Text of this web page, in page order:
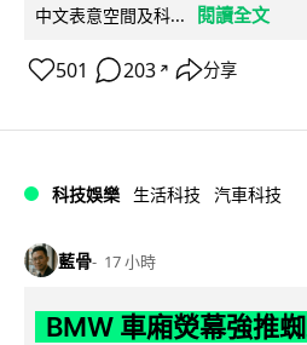
中文表意空間及科...
閱讀全文
501 203 ↗ 分享
科技娛樂 生活科技 汽車科技
藍骨 17 小時
BMW 車廂熒幕強推